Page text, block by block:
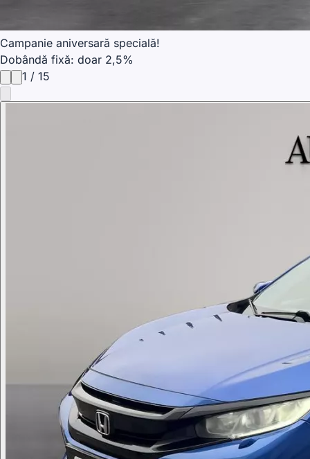
Campanie aniversară specială!
Dobândă fixă: doar 2,5%
1 / 15